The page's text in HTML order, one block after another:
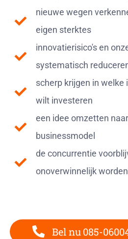
nieuwe wegen
eigen sterktes
innovatierisico's en
systematisch
scherp krijgen in welke
wilt investeren
een idee omzetten
businessmodel
de concurrentie
onoverwinnelijk worden
Bel nu 085-